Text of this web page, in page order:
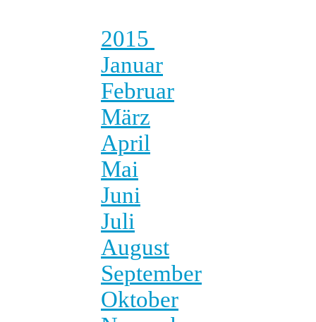
2015
Januar
Februar
März
April
Mai
Juni
Juli
August
September
Oktober